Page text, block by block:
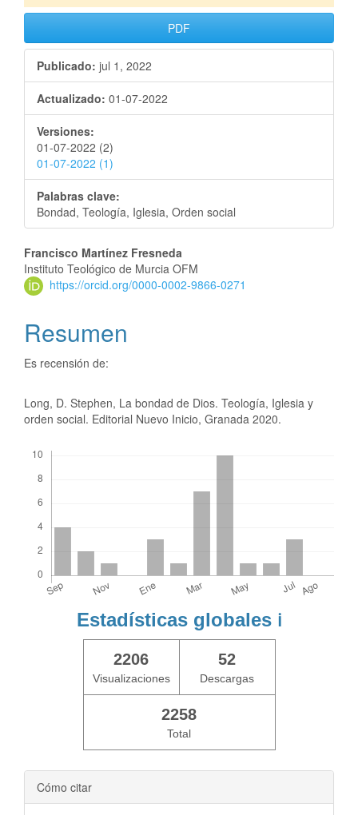
PDF
Publicado: jul 1, 2022
Actualizado: 01-07-2022
Versiones:
01-07-2022 (2)
01-07-2022 (1)
Palabras clave:
Bondad, Teología, Iglesia, Orden social
Francisco Martínez Fresneda
Instituto Teológico de Murcia OFM
https://orcid.org/0000-0002-9866-0271
Resumen
Es recensión de:
Long, D. Stephen, La bondad de Dios. Teología, Iglesia y
orden social. Editorial Nuevo Inicio, Granada 2020.
Estadísticas globales ℹ️
2206
Visualizaciones
52
Descargas
2258
Total
Cómo citar